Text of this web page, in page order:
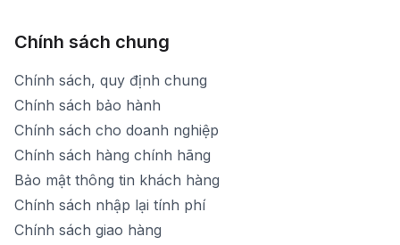
Chính sách chung
Chính sách, quy định chung
Chính sách bảo hành
Chính sách cho doanh nghiệp
Chính sách hàng chính hãng
Bảo mật thông tin khách hàng
Chính sách nhập lại tính phí
Chính sách giao hàng